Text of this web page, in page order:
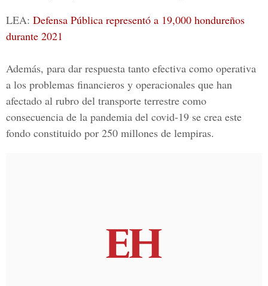
LEA: Defensa Pública representó a 19,000 hondureños
durante 2021
Además, para dar respuesta tanto efectiva como operativa
a los problemas financieros y operacionales que han
afectado al rubro del transporte terrestre como
consecuencia de la pandemia del covid-19 se crea este
fondo constituido por 250 millones de lempiras.